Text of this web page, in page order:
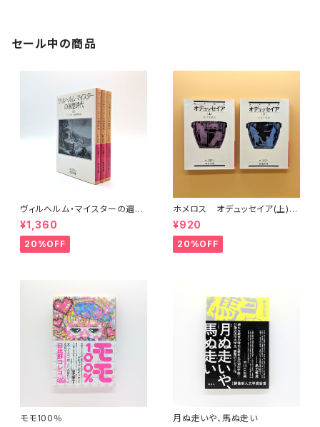
セール中の商品
ヴィルヘルム・マイスターの遍歴
時代 (上)(中)(下)（岩波文庫）
¥1,360
20%OFF
ホメロス オデュッセイア(上)
(下) （岩波文庫）
¥920
20%OFF
モモ100％ 月ぬ走いや、馬ぬ走い